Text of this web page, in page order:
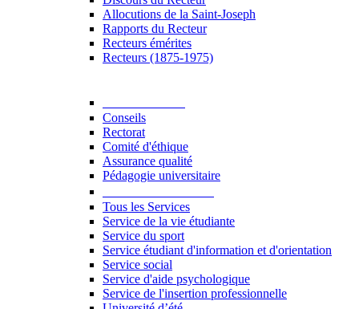
Allocutions de la Saint-Joseph
Rapports du Recteur
Recteurs émérites
Recteurs (1875-1975)
Conseils
Rectorat
Comité d'éthique
Assurance qualité
Pédagogie universitaire
Tous les Services
Service de la vie étudiante
Service du sport
Service étudiant d'information et d'orientation
Service social
Service d'aide psychologique
Service de l'insertion professionnelle